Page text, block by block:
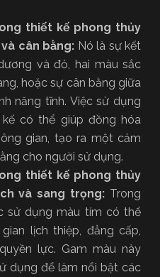
thiết kế phong thủy
cân bằng: Nó là sự kết
và đỏ, hai màu sắc
hoặc sự cân bằng giữa
năng tĩnh. Việc sử dụng
có thể giúp đồng hóa
gian, tạo ra một cảm
cho người sử dụng.
thiết kế phong thủy
và sang trọng: Trong
sử dụng màu tím có thể
lịch thiệp, đẳng cấp,
lực. Gam màu này
dụng để làm nổi bật các